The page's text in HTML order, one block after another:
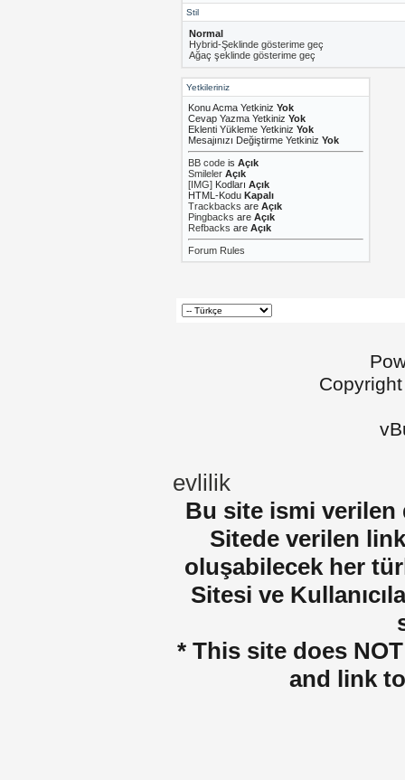
Stil
Normal
Hybrid-Şeklinde gösterime geç
Ağaç şeklinde gösterime geç
Yetkileriniz
Konu Acma Yetkiniz Yok
Cevap Yazma Yetkiniz Yok
Eklenti Yükleme Yetkiniz Yok
Mesajınızı Değiştirme Yetkiniz Yok
BB code is Açık
Smileler Açık
[IMG] Kodları Açık
HTML-Kodu Kapalı
Trackbacks are Açık
Pingbacks are Açık
Refbacks are Açık
Forum Rules
evlilik
Bu site ismi verilen
Sitede verilen
oluşabilecek her
Sitesi ve
* This site does
and link